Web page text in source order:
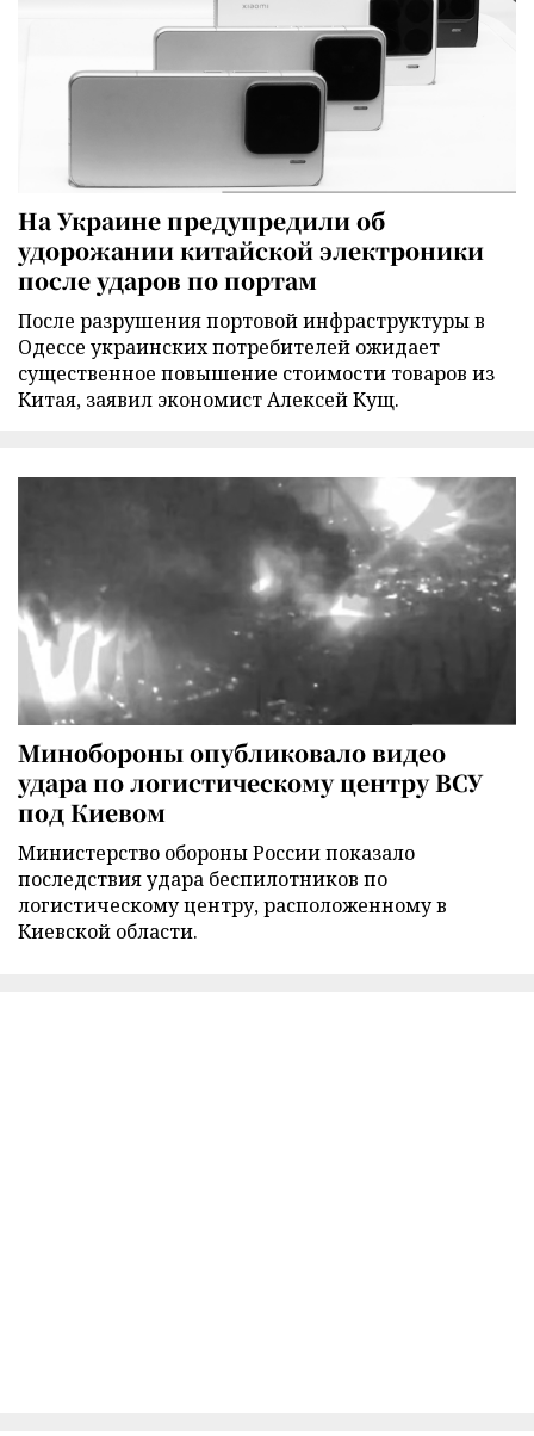
На Украине предупредили об
удорожании китайской электроники
после ударов по портам
После разрушения портовой инфраструктуры в
Одессе украинских потребителей ожидает
существенное повышение стоимости товаров из
Китая, заявил экономист Алексей Кущ.
Минобороны опубликовало видео
удара по логистическому центру ВСУ
под Киевом
Министерство обороны России показало
последствия удара беспилотников по
логистическому центру, расположенному в
Киевской области.